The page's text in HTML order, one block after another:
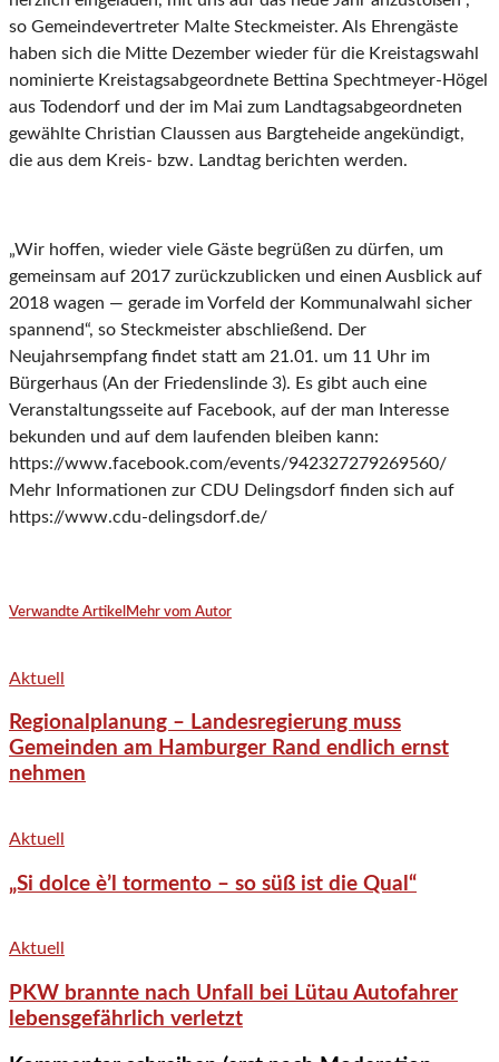
so Gemeindevertreter Malte Steckmeister. Als Ehrengäste
haben sich die Mitte Dezember wieder für die Kreistagswahl
nominierte Kreistagsabgeordnete Bettina Spechtmeyer-Högel
aus Todendorf und der im Mai zum Landtagsabgeordneten
gewählte Christian Claussen aus Bargteheide angekündigt,
die aus dem Kreis- bzw. Landtag berichten werden.
„Wir hoffen, wieder viele Gäste begrüßen zu dürfen, um
gemeinsam auf 2017 zurückzublicken und einen Ausblick auf
2018 wagen — gerade im Vorfeld der Kommunalwahl sicher
spannend“, so Steckmeister abschließend. Der
Neujahrsempfang findet statt am 21.01. um 11 Uhr im
Bürgerhaus (An der Friedenslinde 3). Es gibt auch eine
Veranstaltungsseite auf Facebook, auf der man Interesse
bekunden und auf dem laufenden bleiben kann:
https://www.facebook.com/events/942327279269560/
Mehr Informationen zur CDU Delingsdorf finden sich auf
https://www.cdu-delingsdorf.de/
Verwandte Artikel Mehr vom Autor
Aktuell
Regionalplanung – Landesregierung muss
Gemeinden am Hamburger Rand endlich ernst
nehmen
Aktuell
„Si dolce è’l tormento – so süß ist die Qual“
Aktuell
PKW brannte nach Unfall bei Lütau Autofahrer
lebensgefährlich verletzt